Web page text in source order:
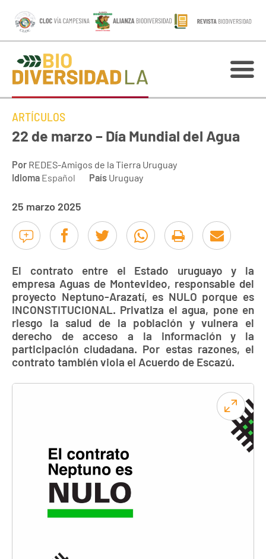
ARTÍCULOS
22 de marzo – Día Mundial del Agua
Por REDES-Amigos de la Tierra Uruguay
Idioma Español País Uruguay
25 marzo 2025
El contrato entre el Estado uruguayo y la
empresa Aguas de Montevideo, responsable del
proyecto Neptuno-Arazatí, es NULO porque es
INCONSTITUCIONAL. Privatiza el agua, pone en
riesgo la salud de la población y vulnera el
derecho de acceso a la información y la
participación ciudadana. Por estas razones, el
contrato también viola el Acuerdo de Escazú.